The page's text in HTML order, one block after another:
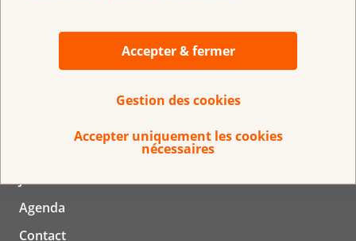
Accepter & fermer
Gestion des cookies
Accepter uniquement les cookies
nécessaires
Courrielinfocancer@liguecancer.ch
Jobs
Agenda
Contact